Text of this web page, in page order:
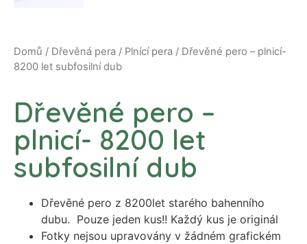
Domů / Dřevěná pera / Plnící pera / Dřevěné pero – plnicí-
8200 let subfosilní dub
Dřevěné pero –
plnicí- 8200 let
subfosilní dub
Dřevěné pero z 8200let starého bahenního
dubu. Pouze jeden kus!! Každý kus je originál
Fotky nejsou upravovány v žádném grafickém